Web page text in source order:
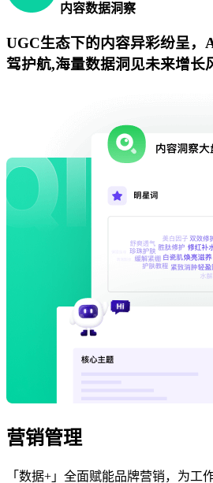
内容数据洞察
UGC生态下的内容异彩纷呈，
驾护航,海量数据洞见未来增长
营销管理
「数据+」全面赋能品牌营销，为工